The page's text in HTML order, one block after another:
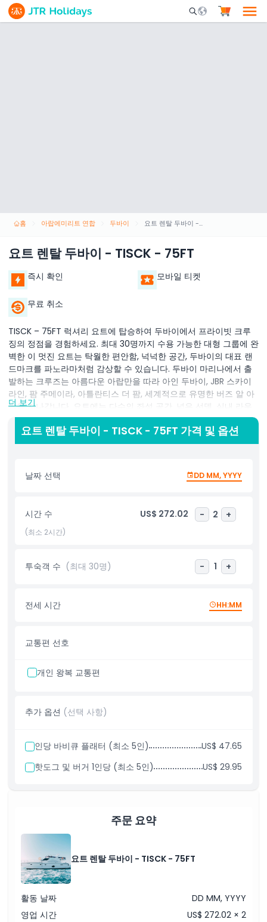
Mobile Search
홈 아랍에미리트 연합 두바이 요트 렌탈 두바이 - TISCK - 75FT
요트 렌탈 두바이 - TISCK - 75FT
즉시 확인 모바일 티켓
무료 취소
TISCK – 75FT 럭셔리 요트에 탑승하여 두바이에서 프라이빗 크루
징의 정점을 경험하세요. 최대 30명까지 수용 가능한 대형 그룹에 완
벽한 이 멋진 요트는 탁월한 편안함, 넉넉한 공간, 두바이의 대표 랜
드마크를 파노라마처럼 감상할 수 있습니다. 두바이 마리나에서 출
발하는 크루즈는 아름다운 아랍만을 따라 아인 두바이, JBR 스카이
라인, 팜 주메이라, 아틀란티스 더 팜, 세계적으로 유명한 버즈 알 아
랍을 지나갑니다. 요트에는 다수의 좌석 공간, 넓은 선덱, 실내 라운
지 및 잘 갖춰진 선실이 있어 물 위에서 진정한 VIP 경험을 제공합니
다. 전문 선장과 승무원이 원활하고 즐거운 여정을 보장합니다. 승객
들에게는 청량음료, 생수, 수건, 구명조끼가 제공됩니다. 선택 사항으
다. 회사 행사, 생일 파티, 가족 모임 또는 럭셔리 선셋 크루즈 등 어
떤 상황에서든 TISCK 75FT 요트는 프리미엄 서비스와 뛰어난 전망
하이라이트
포함 사항
알아야 할 사항
취소 정책
더 보기
요트 렌탈 두바이 - TISCK - 75FT 가격 및 옵션
날짜 선택 DD MM, YYYY
시간 수 US$ 272.02 - 2 +
(최소 2시간)
투숙객 수 (최대 30명) - 1 +
전세 시간 HH:MM
교통편 선호
개인 왕복 교통편
추가 옵션 (선택 사항)
인당 바비큐 플래터 (최소 5인)
US$ 47.65
핫도그 및 버거 1인당 (최소 5인)
US$ 29.95
주문 요약
요트 렌탈 두바이 - TISCK - 75FT
활동 날짜
DD MM, YYYY
영업 시간
US$ 272.02 × 2